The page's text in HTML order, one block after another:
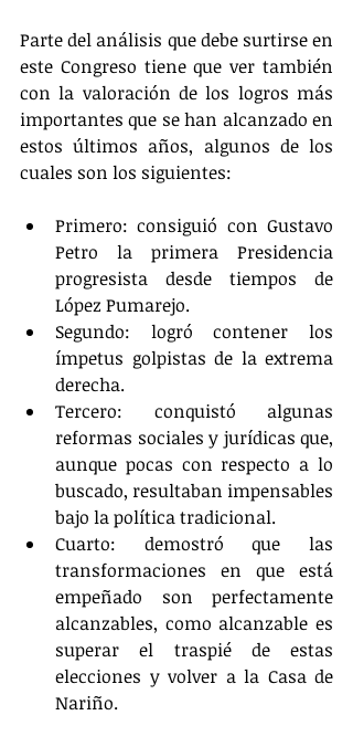
Parte del análisis que debe surtirse en
este Congreso tiene que ver también
con la valoración de los logros más
importantes que se han alcanzado en
estos últimos años, algunos de los
cuales son los siguientes:
Primero: consiguió con Gustavo
Petro la primera Presidencia
progresista desde tiempos de
López Pumarejo.
Segundo: logró contener los
ímpetus golpistas de la extrema
derecha.
Tercero: conquistó algunas
reformas sociales y jurídicas que,
aunque pocas con respecto a lo
buscado, resultaban impensables
bajo la política tradicional.
Cuarto: demostró que las
transformaciones en que está
empeñado son perfectamente
alcanzables, como alcanzable es
superar el traspié de estas
elecciones y volver a la Casa de
Nariño.